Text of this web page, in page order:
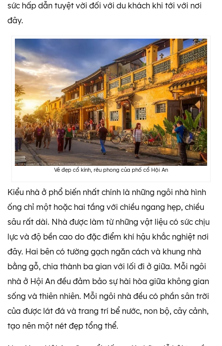
sức hấp dẫn tuyệt vời đối với du khách khi tới với nơi
đây.
Vẻ đẹp cổ kính, rêu phong của phố cổ Hội An
Kiểu nhà ở phổ biến nhất chính là những ngôi nhà hình
ống chỉ một hoặc hai tầng với chiều ngang hẹp, chiều
sâu rất dài. Nhà được làm từ những vật liệu có sức chịu
lực và độ bền cao do đặc điểm khí hậu khắc nghiệt nơi
đây. Hai bên có tường gạch ngăn cách và khung nhà
bằng gỗ, chia thành ba gian với lối đi ở giữa. Mỗi ngôi
nhà ở Hội An đều đảm bảo sự hài hòa giữa không gian
sống và thiên nhiên. Mỗi ngôi nhà đều có phần sân trời
của được lát đá và trang trí bể nước, non bộ, cây cảnh,
tạo nên một nét đẹp tổng thể.